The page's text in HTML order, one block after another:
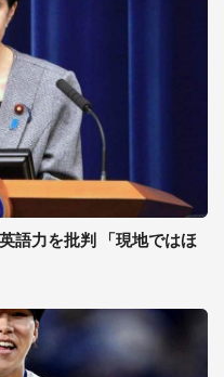
語力を批判 「現地ではほ